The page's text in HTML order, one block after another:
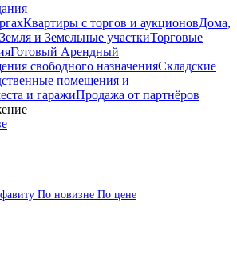
Квартиры с торгов и аукционовДома,
Земля и Земельные участкиТорговые
Готовый Арендный
свободного назначенияСкладские
помещения и
и гаражиПродажа от партнёров
По новизне По цене